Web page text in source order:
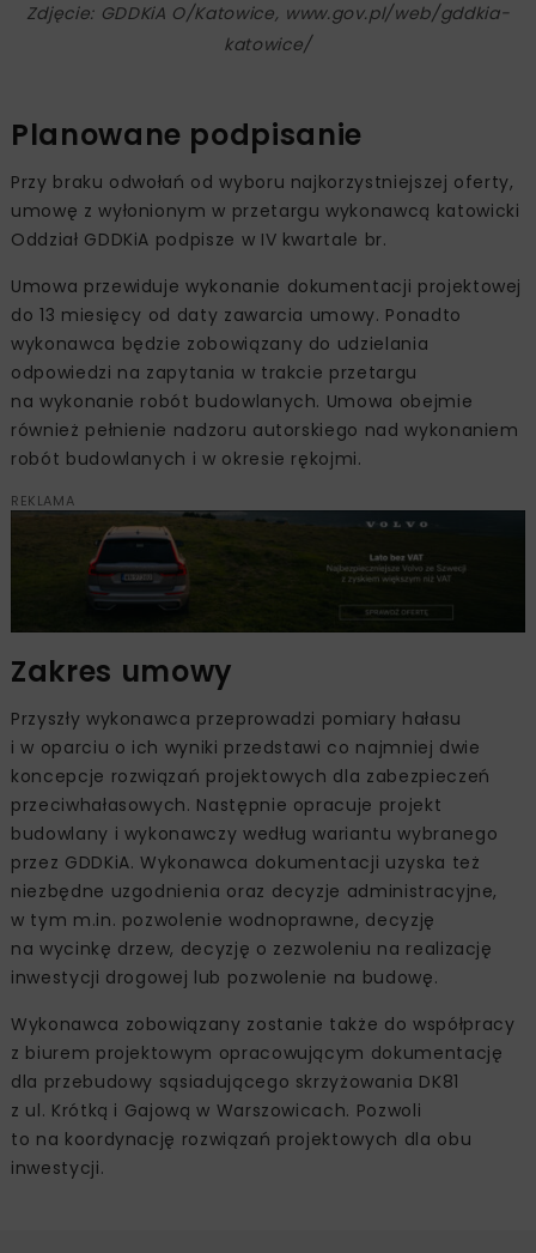
Zdjęcie: GDDKiA O/Katowice, www.gov.pl/web/gddkia-
katowice/
Planowane podpisanie
Przy braku odwołań od wyboru najkorzystniejszej oferty,
umowę z wyłonionym w przetargu wykonawcą katowicki
Oddział GDDKiA podpisze w IV kwartale br.
Umowa przewiduje wykonanie dokumentacji projektowej
do 13 miesięcy od daty zawarcia umowy. Ponadto
wykonawca będzie zobowiązany do udzielania
odpowiedzi na zapytania w trakcie przetargu
na wykonanie robót budowlanych. Umowa obejmie
również pełnienie nadzoru autorskiego nad wykonaniem
robót budowlanych i w okresie rękojmi.
REKLAMA
Zakres umowy
Przyszły wykonawca przeprowadzi pomiary hałasu
i w oparciu o ich wyniki przedstawi co najmniej dwie
koncepcje rozwiązań projektowych dla zabezpieczeń
przeciwhałasowych. Następnie opracuje projekt
budowlany i wykonawczy według wariantu wybranego
przez GDDKiA. Wykonawca dokumentacji uzyska też
niezbędne uzgodnienia oraz decyzje administracyjne,
w tym m.in. pozwolenie wodnoprawne, decyzję
na wycinkę drzew, decyzję o zezwoleniu na realizację
inwestycji drogowej lub pozwolenie na budowę.
Wykonawca zobowiązany zostanie także do współpracy
z biurem projektowym opracowującym dokumentację
dla przebudowy sąsiadującego skrzyżowania DK81
z ul. Krótką i Gajową w Warszowicach. Pozwoli
to na koordynację rozwiązań projektowych dla obu
inwestycji.